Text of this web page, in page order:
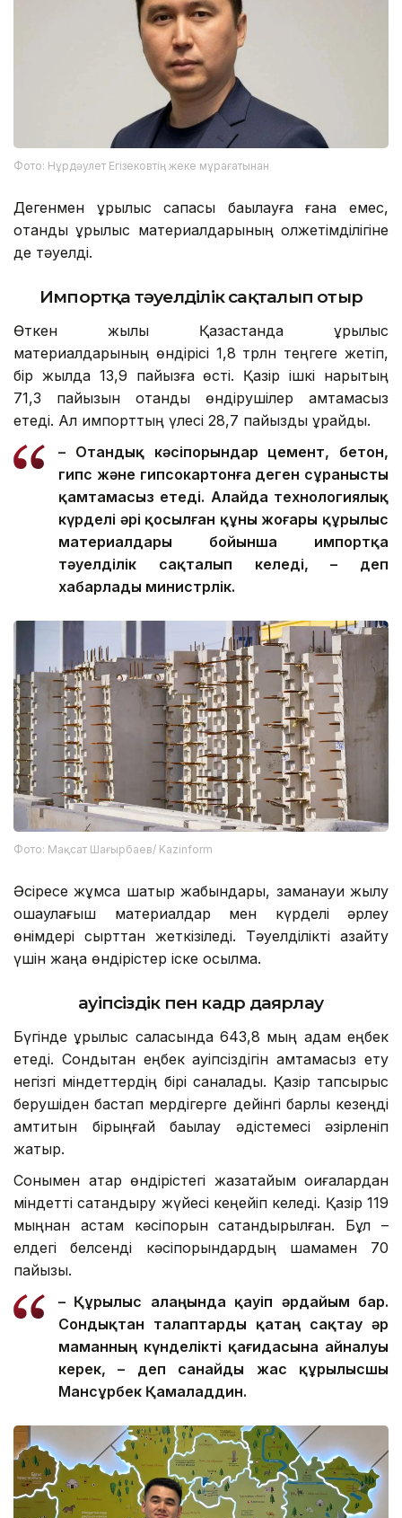
Фото: Нұрдәулет Егізековтің жеке мұрағатынан
Дегенмен құрылыс сапасы бақылауға ғана емес,
отандық құрылыс материалдарының қолжетімділігіне
де тәуелді.
Импортқа тәуелділік сақталып отыр
Өткен жылы Қазақстанда құрылыс
материалдарының өндірісі 1,8 трлн теңгеге жетіп,
бір жылда 13,9 пайызға өсті. Қазір ішкі нарықтың
71,3 пайызын отандық өндірушілер қамтамасыз
етеді. Ал импорттың үлесі 28,7 пайызды құрайды.
– Отандық кәсіпорындар цемент, бетон,
гипс және гипсокартонға деген сұранысты
қамтамасыз етеді. Алайда технологиялық
күрделі әрі қосылған құны жоғары құрылыс
материалдары бойынша импортқа
тәуелділік сақталып келеді, – деп
хабарлады министрлік.
Фото: Мақсат Шағырбаев/ Kazinform
Әсіресе жұмсақ шатыр жабындары, заманауи жылу
оқшаулағыш материалдар мен күрделі әрлеу
өнімдері сырттан жеткізіледі. Тәуелділікті азайту
үшін жаңа өндірістер іске қосылмақ.
Қауіпсіздік пен кадр даярлау
Бүгінде құрылыс саласында 643,8 мың адам еңбек
етеді. Сондықтан еңбек қауіпсіздігін қамтамасыз ету
негізгі міндеттердің бірі саналады. Қазір тапсырыс
берушіден бастап мердігерге дейінгі барлық кезеңді
қамтитын бірыңғай бақылау әдістемесі әзірленіп
жатыр.
Сонымен қатар өндірістегі жазатайым оқиғалардан
міндетті сақтандыру жүйесі кеңейіп келеді. Қазір 119
мыңнан астам кәсіпорын сақтандырылған. Бұл –
елдегі белсенді кәсіпорындардың шамамен 70
пайызы.
– Құрылыс алаңында қауіп әрдайым бар.
Сондықтан талаптарды қатаң сақтау әр
маманның күнделікті қағидасына айналуы
керек, – деп санайды жас құрылысшы
Мансұрбек Қамаладдин.